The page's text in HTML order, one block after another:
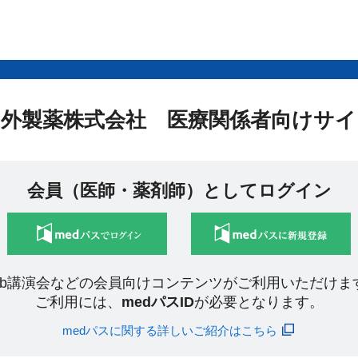
製薬株式会社 医療関係者向けサ
会員（医師・薬剤師）としてログイン
講演会などの会員向けコンテンツがご利用いただけま
ご利用には、 medパスIDが必要となります。
medパスに関する詳しいご紹介はこちら